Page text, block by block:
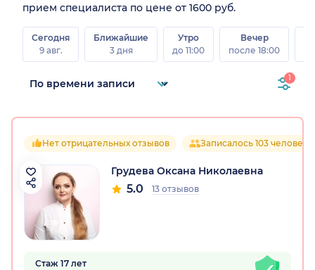
прием специалиста по цене от 1600 руб.
Сегодня
9 авг.
Ближайшие
3 дня
Утро
до 11:00
Вечер
после 18:00
1
Нет отрицательных отзывов Записалось 103 человека
Грудева Оксана Николаевна
5.0 13 отзывов
Стаж 17 лет